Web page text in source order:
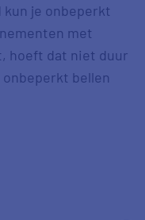
kun je onbeperkt
met
hoeft dat niet duur
bellen